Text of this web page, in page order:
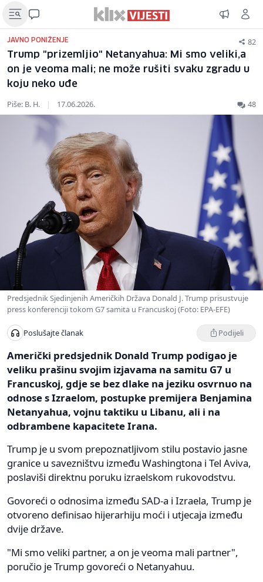
JAVNO PONIŽENJE 82
Trump "prizemljio" Netanyahua: Mi smo veliki,a
on je veoma mali; ne može rušiti svaku zgradu u
koju neko uđe
Piše: B. H. | 17.06.2026. 48
Predsjednik Sjedinjenih Američkih Država Donald J. Trump prisustvuje
press konferenciji tokom G7 samita u Francuskoj (Foto: EPA-EFE)
Poslušajte članak Podijeli
Američki predsjednik Donald Trump podigao je
veliku prašinu svojim izjavama na samitu G7 u
Francuskoj, gdje se bez dlake na jeziku osvrnuo na
odnose s Izraelom, postupke premijera Benjamina
Netanyahua, vojnu taktiku u Libanu, ali i na
odbrambene kapacitete Irana.
Trump je u svom prepoznatljivom stilu postavio jasne
granice u savezništvu između Washingtona i Tel Aviva,
poslaviši direktnu poruku izraelskom rukovodstvu.
Govoreći o odnosima između SAD-a i Izraela, Trump je
otvoreno definisao hijerarhiju moći i utjecaja između
dvije države.
"Mi smo veliki partner, a on je veoma mali partner",
poručio je Trump govoreći o Netanyahuu.